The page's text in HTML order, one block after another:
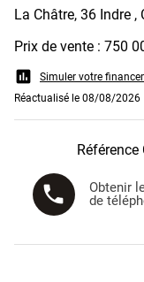
La Châtre, 36 Indre ,
Prix de vente : 750
assessment
Simuler votre
Réactualisé le 08/08/2026
Référence
phone
Obtenir
de